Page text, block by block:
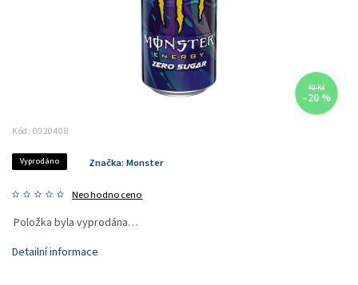
40 Kč
–20 %
Kód: 0020408
Vyprodáno
Neohodnoceno
Značka: Monster
Položka byla vyprodána…
Detailní informace